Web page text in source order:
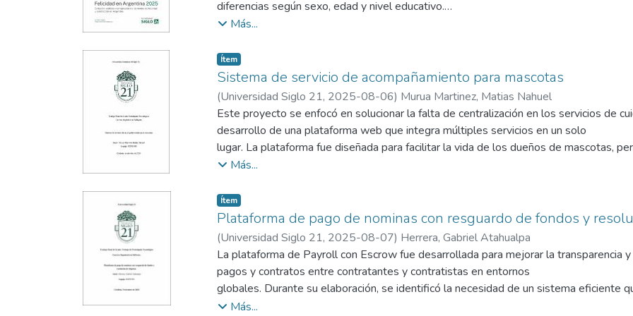
organizado a la información relevante. Este proyecto abordó eficazmente las
implementación de esta solución digital representó un avance hacia la modernización
riesgos laborales.
diferencias según sexo, edad y nivel educativo.
Los principales resultados son los siguientes: El 50,9% de las personas
disminución se observa en hombres y mujeres, en todos los grupos de edad y en la
con algunas variaciones.
Más...
Item type:
Ítem,
Sistema de servicio de acompañamiento para mascotas
(Universidad Siglo 21, 2025-08-06) Murua Martinez, Matias Nahuel
Este proyecto se enfocó en solucionar la falta de centralización en los servicios de
desarrollo de una plataforma web que integra múltiples servicios en un solo
lugar. La plataforma fue diseñada para facilitar la vida de los dueños de mascotas,
eficiente actividades esenciales como visitas al veterinario, paseos al parque,
sencilla y personalizar los servicios según sus necesidades. Una característica clave
de filtrar servicios por ubicación y tipo, brindando a los usuarios una experiencia más
Asimismo, el sistema incluyó una opción para dejar reseñas tras utilizar un servicio, lo
basada en la confianza y ayudó a otros usuarios a tomar decisiones informadas
Más...
Item type:
Ítem,
Plataforma de pago de nominas con resguardo de fondos y
(Universidad Siglo 21, 2025-08-07) Herrera, Gabriel Atahualpa
La plataforma de Payroll con Escrow fue desarrollada para mejorar la transparencia
pagos y contratos entre contratantes y contratistas en entornos
globales. Durante su elaboración, se identificó la necesidad de un sistema eficiente
aumentara la trazabilidad de las transacciones. El objetivo principal
Más...